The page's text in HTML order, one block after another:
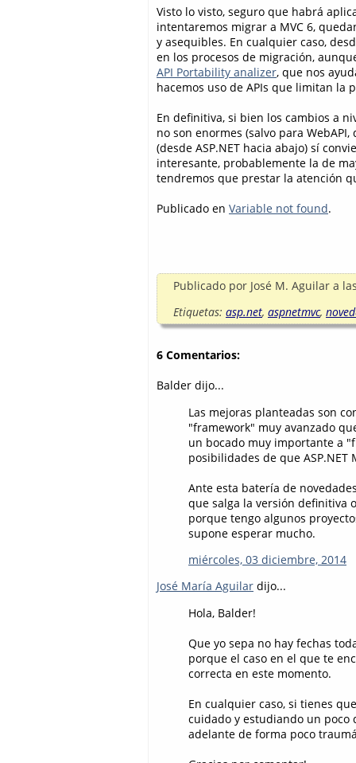
Visto lo visto, seguro que habrá
intentaremos migrar a MVC 6,
y asequibles. En cualquier caso,
en los procesos de migración,
API Portability analizer, que nos
hacemos uso de APIs que limitan
En definitiva, si bien los cambios a
no son enormes (salvo para
(desde ASP.NET hacia abajo) sí
interesante, probablemente la de
tendremos que prestar la atención
Publicado en Variable not found.
Publicado por José M. Aguilar a
Etiquetas: asp.net, aspnetmvc,
6 Comentarios:
Balder dijo...
Las mejoras planteadas son
"framework" muy avanzado
un bocado muy importante a
posibilidades de que
Ante esta batería de
que salga la versión definitiva
porque tengo algunos
supone esperar mucho.
miércoles, 03 diciembre, 2014
José María Aguilar dijo...
Hola, Balder!
Que yo sepa no hay fechas
porque el caso en el que te
correcta en este momento.
En cualquier caso, si tienes
cuidado y estudiando un poco
adelante de forma poco